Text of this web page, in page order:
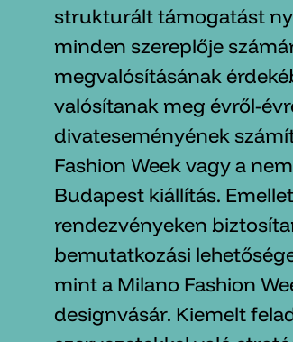
strukturált támogatást
minden szereplője
megvalósításának
valósítanak meg évről-
divateseményének
Fashion Week vagy a
Budapest kiállítás.
rendezvényeken
bemutatkozási
mint a Milano Fashion
designvásár. Kiemelt